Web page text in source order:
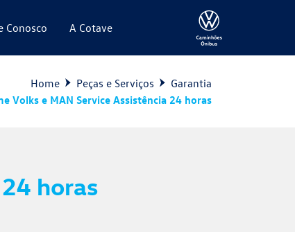
Conosco A Cotave
Home Peças e Serviços
Garantia
Volks e MAN Service Assistência 24 horas
horas